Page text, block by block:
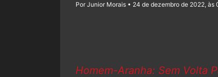
Por Junior Morais • 24 de dezembro de 2022, às
Homem-Aranha: Sem Volta